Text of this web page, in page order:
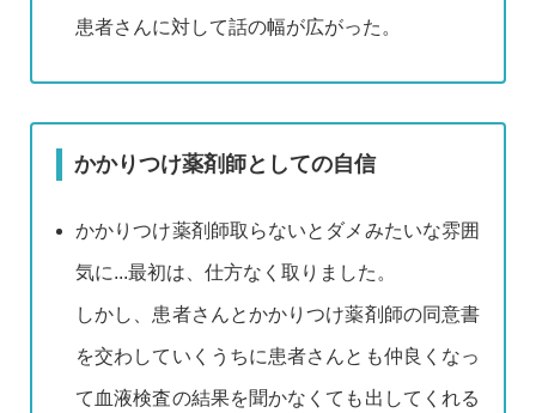
患者さんに対して話の幅が広がった。
かかりつけ薬剤師としての自信
かかりつけ薬剤師取らないとダメみたいな雰囲
気に...最初は、仕方なく取りました。
しかし、患者さんとかかりつけ薬剤師の同意書
を交わしていくうちに患者さんとも仲良くなっ
て血液検査の結果を聞かなくても出してくれる